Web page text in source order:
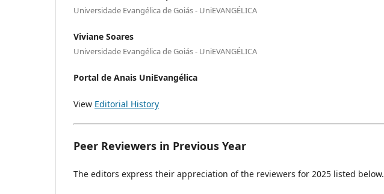
Universidade Evangélica de Goiás - UniEVANGÉLICA
Viviane Soares
Universidade Evangélica de Goiás - UniEVANGÉLICA
Portal de Anais UniEvangélica
View Editorial History
Peer Reviewers in Previous Year
The editors express their appreciation of the reviewers for 2025 listed below.